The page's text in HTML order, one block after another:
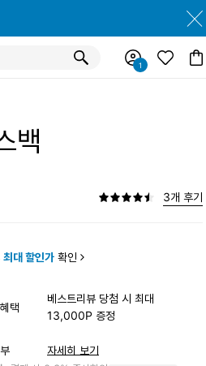
백
3개 후기
최대 할인가확인
택
베스트리뷰 당첨 시 최대
13,000P 증정
자세히 보기